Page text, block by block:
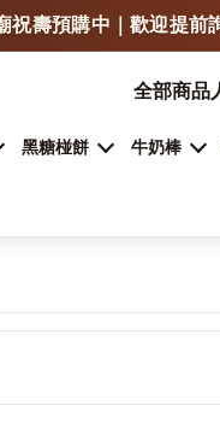
/ 文字，可快速估
、宅配、超商取貨，依商
全部商品
黑糖椪餅 牛奶棒